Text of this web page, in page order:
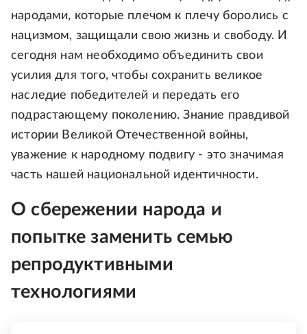
народами, которые плечом к плечу боролись с
нацизмом, защищали свою жизнь и свободу. И
сегодня нам необходимо объединить свои
усилия для того, чтобы сохранить великое
наследие победителей и передать его
подрастающему поколению. Знание правдивой
истории Великой Отечественной войны,
уважение к народному подвигу - это значимая
часть нашей национальной идентичности.
О сбережении народа и
попытке заменить семью
репродуктивными
технологиями